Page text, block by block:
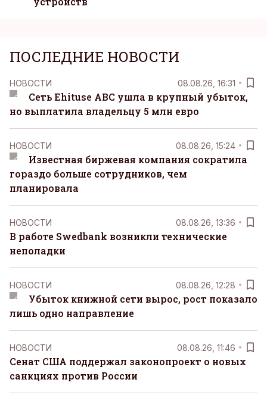
ПОСЛЕДНИЕ НОВОСТИ
НОВОСТИ 08.08.26, 16:31
Сеть Ehituse ABC ушла в крупный убыток,
но выплатила владельцу 5 млн евро
НОВОСТИ 08.08.26, 15:24
Известная биржевая компания сократила
гораздо больше сотрудников, чем
планировала
НОВОСТИ 08.08.26, 13:36
В работе Swedbank возникли технические
неполадки
НОВОСТИ 08.08.26, 12:28
Убыток книжной сети вырос, рост показало
лишь одно направление
НОВОСТИ 08.08.26, 11:46
Сенат США поддержал законопроект о новых
санкциях против России